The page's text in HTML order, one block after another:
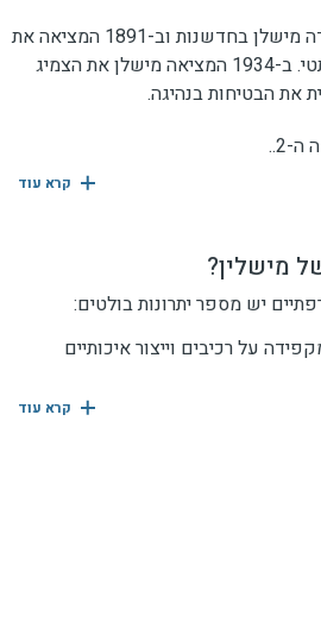
כבר מראשית דרכה התמקדה מישלן בחדשנות וב-1891 המציאה את
הצמיג הראשון מחומר סינתטי. ב-1934 המציאה מישלן את הצמיג
את הבטיחות בנהיגה.
קרא עוד
מישלין?
יש מספר יתרונות בולטים:
על רכיבים וייצור איכותיים
קרא עוד